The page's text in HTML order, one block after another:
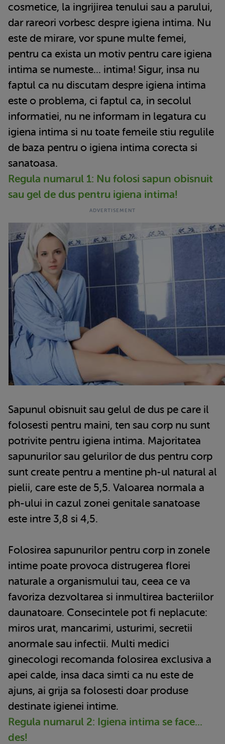
cosmetice, la ingrijirea tenului sau a parului,
dar rareori vorbesc despre igiena intima. Nu
este de mirare, vor spune multe femei,
pentru ca exista un motiv pentru care igiena
intima se numeste... intima! Sigur, insa nu
faptul ca nu discutam despre igiena intima
este o problema, ci faptul ca, in secolul
informatiei, nu ne informam in legatura cu
igiena intima si nu toate femeile stiu regulile
de baza pentru o igiena intima corecta si
sanatoasa.
Regula numarul 1: Nu folosi sapun obisnuit
sau gel de dus pentru igiena intima!
Sapunul obisnuit sau gelul de dus pe care il
folosesti pentru maini, ten sau corp nu sunt
potrivite pentru igiena intima. Majoritatea
sapunurilor sau gelurilor de dus pentru corp
sunt create pentru a mentine ph-ul natural al
pielii, care este de 5,5. Valoarea normala a
ph-ului in cazul zonei genitale sanatoase
este intre 3,8 si 4,5.
Folosirea sapunurilor pentru corp in zonele
intime poate provoca distrugerea florei
naturale a organismului tau, ceea ce va
favoriza dezvoltarea si inmultirea bacteriilor
daunatoare. Consecintele pot fi neplacute:
miros urat, mancarimi, usturimi, secretii
anormale sau infectii. Multi medici
ginecologi recomanda folosirea exclusiva a
apei calde, insa daca simti ca nu este de
ajuns, ai grija sa folosesti doar produse
destinate igienei intime.
Regula numarul 2: Igiena intima se face...
des!